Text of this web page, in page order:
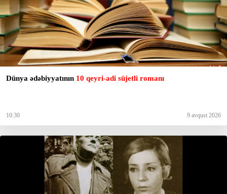
Dünya ədəbiyyatının 10 qeyri-adi süjetli romanı
10:30 9 avqust 2026